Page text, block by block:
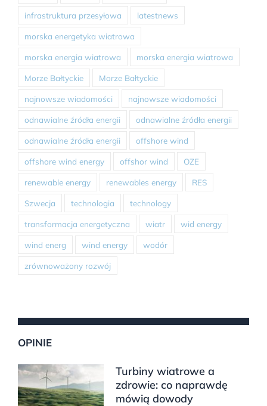
infrastruktura przesyłowa latestnews
morska energetyka wiatrowa
morska energia wiatrowa morska energia wiatrowa
Morze Bałtyckie Morze Bałtyckie
najnowsze wiadomości najnowsze wiadomości
odnawialne źródła energii odnawialne źródła energii
odnawialne źródła energii offshore wind
offshore wind energy offshor wind OZE
renewable energy renewables energy RES
Szwecja technologia technology
transformacja energetyczna wiatr wid energy
wind energ wind energy wodór
zrównoważony rozwój
OPINIE
Turbiny wiatrowe a
zdrowie: co naprawdę
mówią dowody